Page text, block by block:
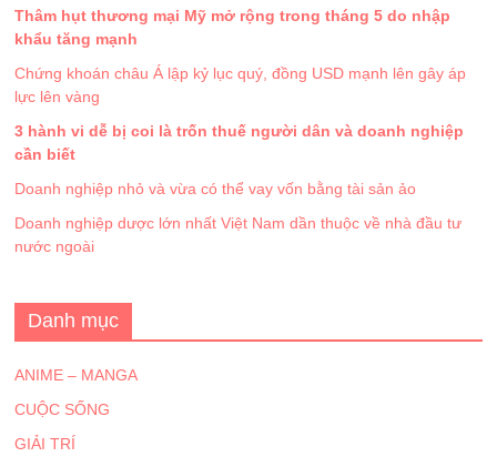
Thâm hụt thương mại Mỹ mở rộng trong tháng 5 do nhập
khẩu tăng mạnh
Chứng khoán châu Á lập kỷ lục quý, đồng USD mạnh lên gây áp
lực lên vàng
3 hành vi dễ bị coi là trốn thuế người dân và doanh nghiệp
cần biết
Doanh nghiệp nhỏ và vừa có thể vay vốn bằng tài sản ảo
Doanh nghiệp dược lớn nhất Việt Nam dần thuộc về nhà đầu tư
nước ngoài
Danh mục
ANIME – MANGA
CUỘC SỐNG
GIẢI TRÍ